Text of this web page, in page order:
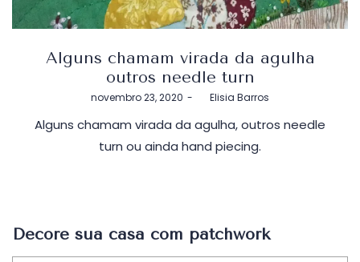
Alguns chamam virada da agulha
outros needle turn
Postado
novembro 23, 2020 byElisia Barros
Alguns chamam virada da agulha, outros needle
turn ou ainda hand piecing.
Decore sua casa com patchwork